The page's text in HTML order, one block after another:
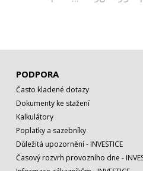
PODPORA
Často kladené dotazy
Dokumenty ke stažení
Kalkulátory
Poplatky a sazebníky
Důležitá upozornění - INVESTICE
Časový rozvrh provozního dne -